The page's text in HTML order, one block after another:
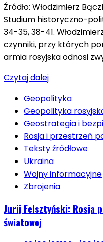
Źródło: Włodzimierz
Studium historyczno-
34-35, 38-41.
czynniki, przy których
armia rosyjska odnosi
Czytaj dalej
Geopolityka
Geopolityka
Geostrategia i
Rosja i przestrzeń
Teksty źródłowe
Ukraina
Wojny informacyjne
Zbrojenia
Jurij Felsztyński: Rosja
światowej